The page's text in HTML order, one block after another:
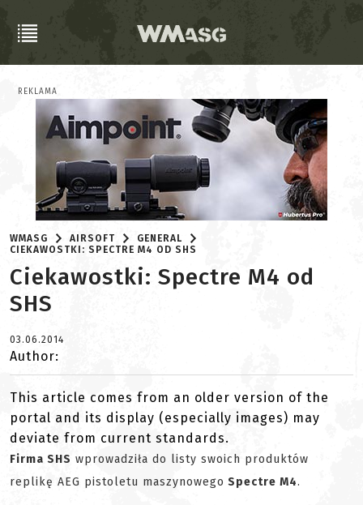
REKLAMA
WMASG AIRSOFT
GENERAL
CIEKAWOSTKI: SPECTRE M4 OD SHS
Ciekawostki: Spectre M4 od
SHS
03.06.2014
Author:
This article comes from an older version of the
portal and its display (especially images) may
deviate from current standards.
Firma SHS wprowadziła do listy swoich produktów
replikę AEG pistoletu maszynowego Spectre M4.